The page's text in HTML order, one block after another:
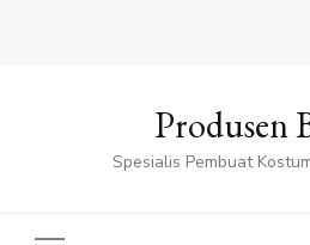
Produsen
Spesialis Pembuat